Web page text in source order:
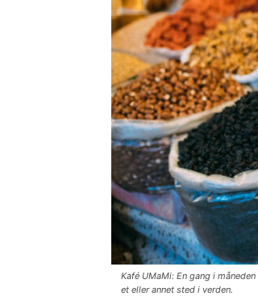
Kafé UMaMi: En gang i
et eller annet sted i verden.